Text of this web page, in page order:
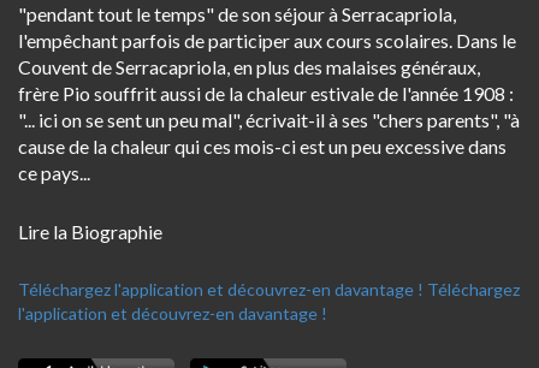
"pendant tout le temps" de son séjour à Serracapriola,
l'empêchant parfois de participer aux cours scolaires. Dans le
Couvent de Serracapriola, en plus des malaises généraux,
frère Pio souffrit aussi de la chaleur estivale de l'année 1908 :
"... ici on se sent un peu mal", écrivait-il à ses "chers parents", "à
cause de la chaleur qui ces mois-ci est un peu excessive dans
ce pays...
Lire la Biographie
Téléchargez l'application et découvrez-en davantage ! Téléchargez
l'application et découvrez-en davantage !